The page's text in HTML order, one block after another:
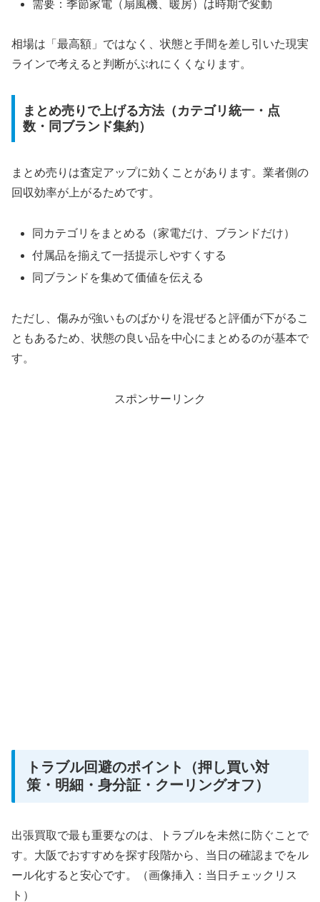
需要：季節家電（扇風機、暖房）は時期で変動
相場は「最高額」ではなく、状態と手間を差し引いた現実
ラインで考えると判断がぶれにくくなります。
まとめ売りで上げる方法（カテゴリ統一・点
数・同ブランド集約）
まとめ売りは査定アップに効くことがあります。業者側の
回収効率が上がるためです。
同カテゴリをまとめる（家電だけ、ブランドだけ）
付属品を揃えて一括提示しやすくする
同ブランドを集めて価値を伝える
ただし、傷みが強いものばかりを混ぜると評価が下がるこ
ともあるため、状態の良い品を中心にまとめるのが基本で
す。
スポンサーリンク
トラブル回避のポイント（押し買い対
策・明細・身分証・クーリングオフ）
出張買取で最も重要なのは、トラブルを未然に防ぐことで
す。大阪でおすすめを探す段階から、当日の確認までをル
ール化すると安心です。（画像挿入：当日チェックリス
ト）